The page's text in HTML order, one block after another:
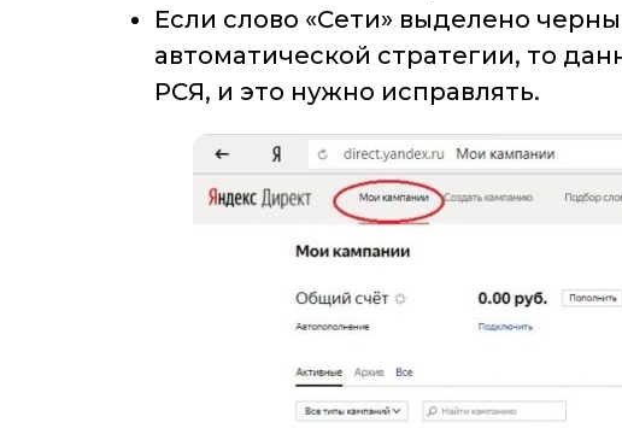
Если слово «Сети» выделено
автоматической стратегии, то
РСЯ, и это нужно исправлять.